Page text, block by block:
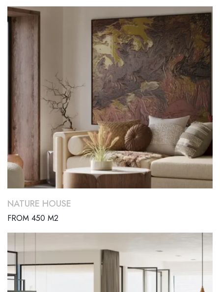
NATURE HOUSE
FROM 450 M2